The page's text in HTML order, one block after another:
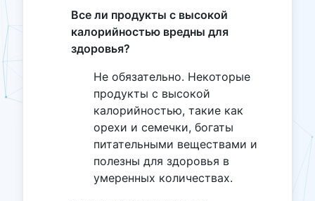
Все ли продукты с высокой
калорийностью вредны для
здоровья?
Не обязательно. Некоторые
продукты с высокой
калорийностью, такие как
орехи и семечки, богаты
питательными веществами и
полезны для здоровья в
умеренных количествах.